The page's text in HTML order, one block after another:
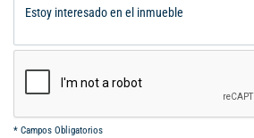
* Campos Obligatorios